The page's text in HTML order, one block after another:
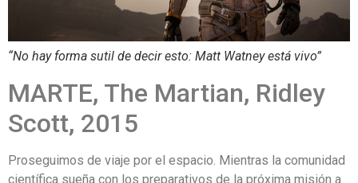
“No hay forma sutil de decir esto: Matt Watney está vivo”
MARTE, The Martian, Ridley
Scott, 2015
Proseguimos de viaje por el espacio. Mientras la comunidad
científica sueña con los preparativos de la próxima misión a